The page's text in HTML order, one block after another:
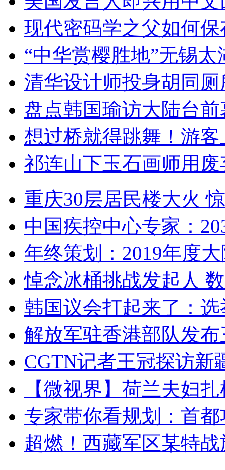
现代密码学之父如何
“中华赏樱胜地”无锡
清华设计师投身胡同
盘点韩国瑜访大陆台
想过桥就得跳舞！游客
祁连山下玉石画师用
重庆30层居民楼大火
中国疾控中心专家：
年终策划：2019年度
悼念冰桶挑战发起人
韩国议会打起来了：
解放军驻香港部队发
CGTN记者王冠探访新
【微视界】荷兰夫妇
专家带你看规划：首
超燃！西藏军区某特